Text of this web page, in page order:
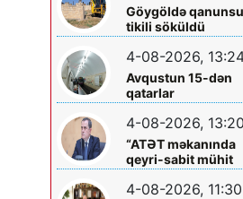
Göygöldə
tikili söküldü
4-08-2026,
Avqustun 15-dən
qatarlar
“Nizami”-“28 May”
arasında
işləməyəcək
4-08-2026, 13:20
“ATƏT məkanında
qeyri-sabit mühit
hökm sürür”
4-08-2026, 11:30